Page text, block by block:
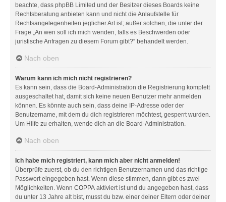
beachte, dass phpBB Limited und der Besitzer dieses Boards keine
Rechtsberatung anbieten kann und nicht die Anlaufstelle für
Rechtsangelegenheiten jeglicher Art ist; außer solchen, die unter der
Frage „An wen soll ich mich wenden, falls es Beschwerden oder
juristische Anfragen zu diesem Forum gibt?“ behandelt werden.
Nach oben
Warum kann ich mich nicht registrieren?
Es kann sein, dass die Board-Administration die Registrierung komplett
ausgeschaltet hat, damit sich keine neuen Benutzer mehr anmelden
können. Es könnte auch sein, dass deine IP-Adresse oder der
Benutzername, mit dem du dich registrieren möchtest, gesperrt wurden.
Um Hilfe zu erhalten, wende dich an die Board-Administration.
Nach oben
Ich habe mich registriert, kann mich aber nicht anmelden!
Überprüfe zuerst, ob du den richtigen Benutzernamen und das richtige
Passwort eingegeben hast. Wenn diese stimmen, dann gibt es zwei
Möglichkeiten. Wenn COPPA aktiviert ist und du angegeben hast, dass
du unter 13 Jahre alt bist, musst du bzw. einer deiner Eltern oder deiner